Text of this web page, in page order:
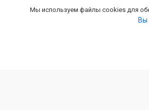
Мы используем файлы cookies для
Вы